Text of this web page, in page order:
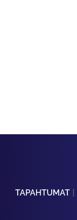
TAPAHTUMAT